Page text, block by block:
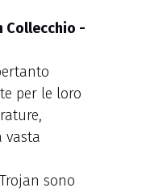
per le loro
vasta
sono